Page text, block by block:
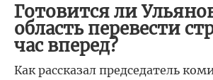
Готовится ли
область перевести
час вперед?
Как рассказал председатель